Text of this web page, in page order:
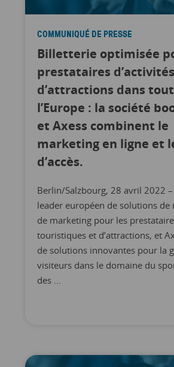
COMMUNIQUÉ DE PRESSE
Billetterie optimisée
prestataires
d’attractions dans
l’Europe : la société
et Axess combinent le
marketing en ligne et
d’accès.
Berlin/Salzbourg, 28 avril 2022
leader européen de solutions de
de marketing pour les
touristiques et d’attractions, et
de solutions innovantes pour la
visiteurs dans le domaine du
des ...